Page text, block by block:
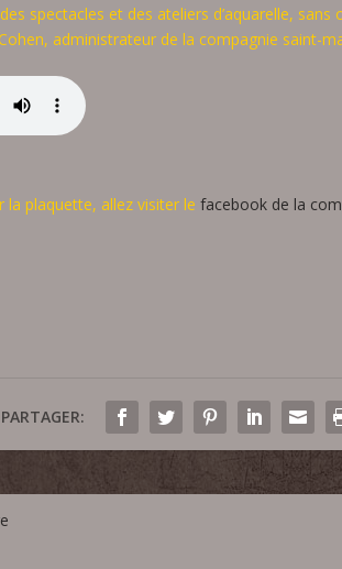
spectacles et des ateliers d’aquarelle,
administrateur de la compagnie saint-
la plaquette, allez visiter lefacebook de la
PARTAGER: